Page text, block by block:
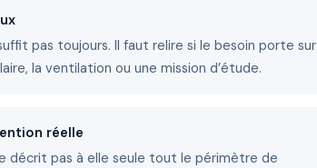
pas toujours. Il faut relire si le besoin porte sur
la ventilation ou une mission d’étude.
réelle
décrit pas à elle seule tout le périmètre de